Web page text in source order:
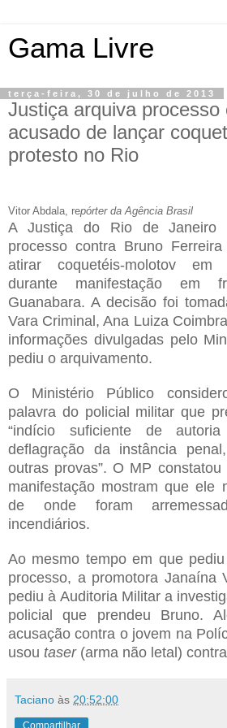
Gama Livre
terça-feira, 30 de julho de 2013
Justiça arquiva processo
acusado de lançar
protesto no Rio
Vitor Abdala, repórter da Agência Brasil
A Justiça do Rio de Janeiro
processo contra Bruno
atirar coquetéis-molotov em
durante manifestação em
Guanabara. A decisão foi
Vara Criminal, Ana Luiza
informações divulgadas pelo
pediu o arquivamento.
O Ministério Público
palavra do policial militar que
“indício suficiente de
deflagração da instância
outras provas”. O MP
manifestação mostram que ele
de onde foram
incendiários.
Ao mesmo tempo em que
processo, a promotora Janaína
pediu à Auditoria Militar a
policial que prendeu Bruno.
acusação contra o jovem na
usou taser(arma não letal)
Taciano às 20:52:00
Compartilhar